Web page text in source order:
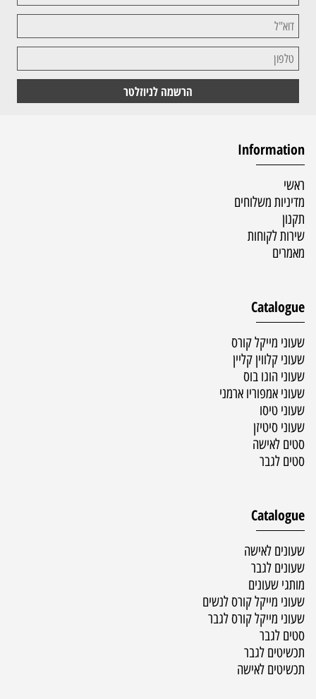
Information
ראשי
מדיניות משלוחים
תקנון
שירות לקוחות
מאמרים
Catalogue
שעוני מייקל קורס
שעוני קלווין קליין
שעוני הוגו בוס
שעוני אמפוריו ארמני
שעוני טיסו
שעוני סיטיזן
סטים לאישה
סטים לגבר
Catalogue
שעונים לאישה
שעונים לגבר
מותגי שעונים
שעוני מייקל קורס לנשים
שעוני מייקל קורס לגבר
סטים לגבר
תכשיטים לגבר
תכשיטים לאישה